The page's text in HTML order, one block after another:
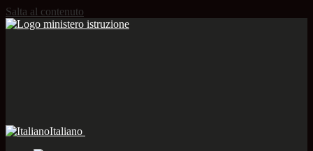
Salta al contenuto
Italiano